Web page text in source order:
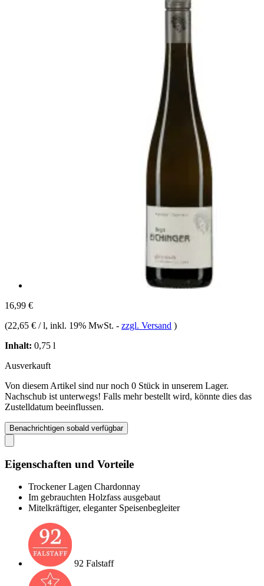
16,99 €
(22,65 € / l, inkl. 19% MwSt. - zzgl. Versand )
Inhalt: 0,75 l
Ausverkauft
Von diesem Artikel sind nur noch 0 Stück in unserem Lager.
Nachschub ist unterwegs! Falls mehr bestellt wird, könnte dies das
Zustelldatum beeinflussen.
Benachrichtigen sobald verfügbar
Eigenschaften und Vorteile
Trockener Lagen Chardonnay
Im gebrauchten Holzfass ausgebaut
Mitelkräftiger, eleganter Speisenbegleiter
92 Falstaff